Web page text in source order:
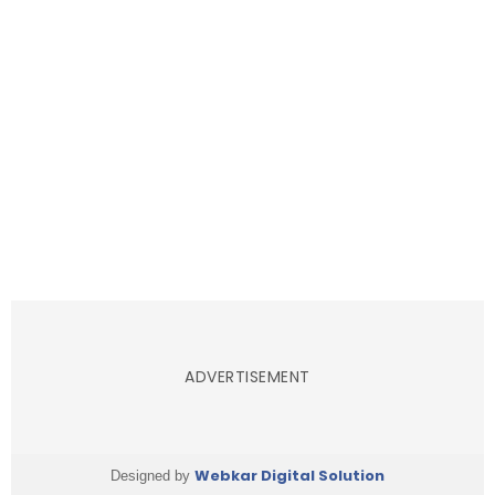
ADVERTISEMENT
Designed by Webkar Digital Solution